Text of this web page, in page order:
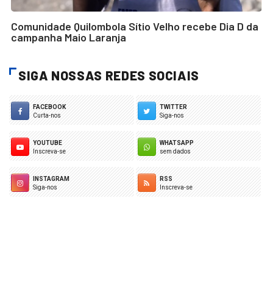
Comunidade Quilombola Sítio Velho recebe Dia D da
campanha Maio Laranja
SIGA NOSSAS REDES SOCIAIS
FACEBOOK
Curta-nos
TWITTER
Siga-nos
YOUTUBE
Inscreva-se
WHATSAPP
sem dados
INSTAGRAM
Siga-nos
RSS
Inscreva-se